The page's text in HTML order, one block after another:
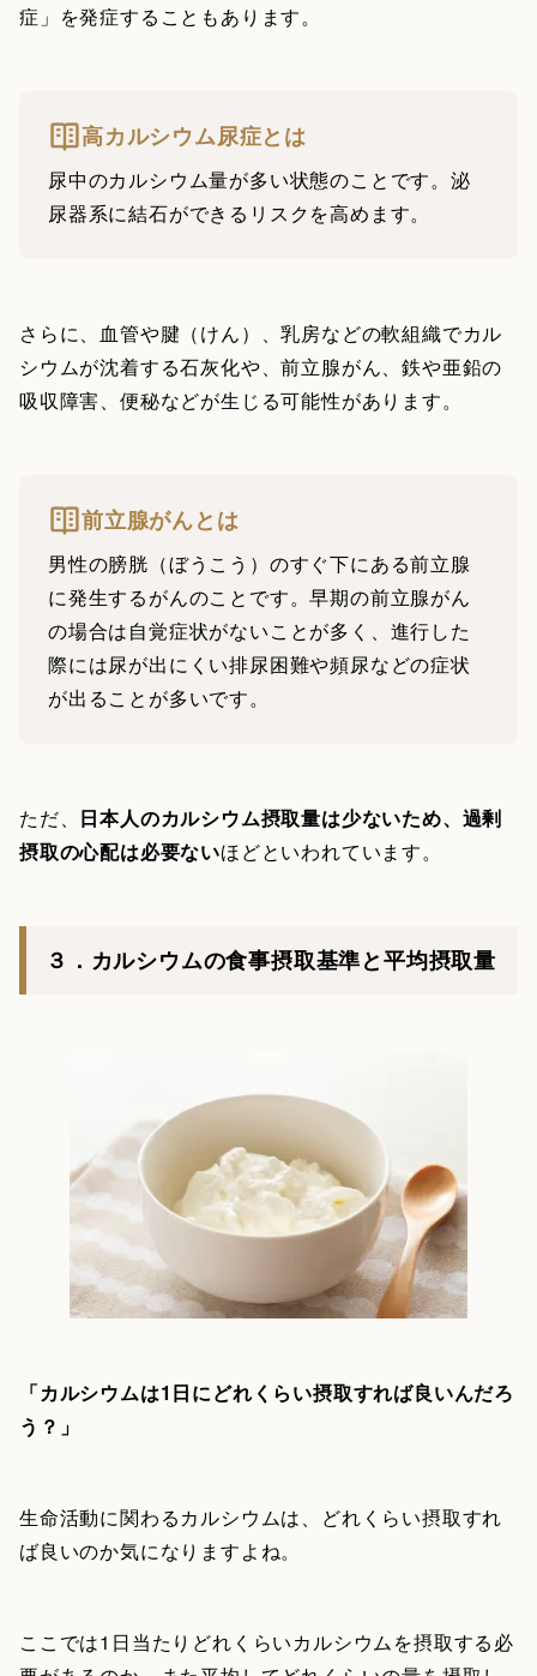
症」を発症することもあります。
高カルシウム尿症とは
尿中のカルシウム量が多い状態のことです。泌
尿器系に結石ができるリスクを高めます。
さらに、血管や腱（けん）、乳房などの軟組織でカル
シウムが沈着する石灰化や、前立腺がん、鉄や亜鉛の
吸収障害、便秘などが生じる可能性があります。
前立腺がんとは
男性の膀胱（ぼうこう）のすぐ下にある前立腺
に発生するがんのことです。早期の前立腺がん
の場合は自覚症状がないことが多く、進行した
際には尿が出にくい排尿困難や頻尿などの症状
が出ることが多いです。
ただ、 日本人のカルシウム摂取量は少ないため、過剰
摂取の心配は必要ないほどといわれています。
３．カルシウムの食事摂取基準と平均摂取量
「カルシウムは1日にどれくらい摂取すれば良いんだろ
う？」
生命活動に関わるカルシウムは、どれくらい摂取すれ
ば良いのか気になりますよね。
ここでは1日当たりどれくらいカルシウムを摂取する必